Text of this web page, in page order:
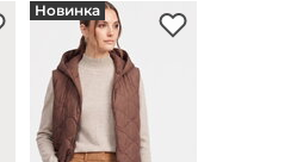
Новинка